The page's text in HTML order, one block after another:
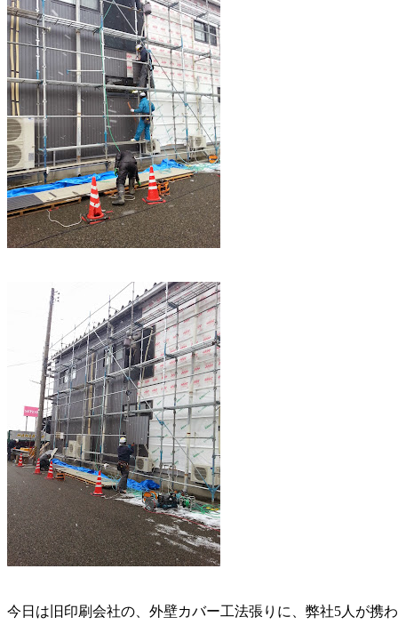
今日は旧印刷会社の、外壁カバー工法張りに、弊社5人が携わ